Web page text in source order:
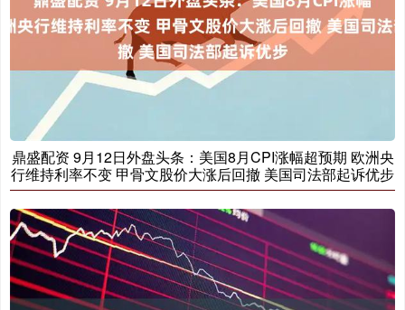
鼎盛配资 9月12日外盘头条：美国8月CPI涨幅超预期 欧洲央
行维持利率不变 甲骨文股价大涨后回撤 美国司法部起诉优步